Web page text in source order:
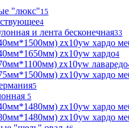
"люкс"15
4
и лента бесконечная33
zx10yw хардо
zx10yw хардо4
zx10yw лаваредо
zx10yw хардо
5
5
zx10yw хардо
zx10yw хардо